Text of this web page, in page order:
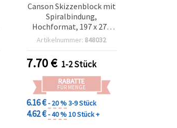
Canson Skizzenblock mit
Spiralbindung,
Hochformat, 197 x 270
mm, 155 g/m² - 40 Blatt
Artikelnummer: 848032
7.70€ 1-2 Stück
RABATTE
FÜR MENGE
6.16 €- 20 %3-9 Stück
4.62 €- 40 %10 Stück +